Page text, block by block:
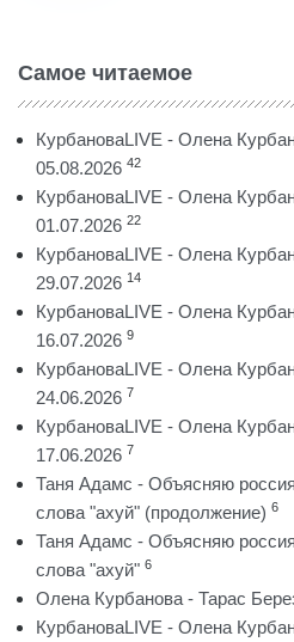
Самое читаемое
КурбановаLIVE - Олена
05.08.2026 42
КурбановаLIVE - Олена
01.07.2026 22
КурбановаLIVE - Олена
29.07.2026 14
КурбановаLIVE - Олена
16.07.2026 9
КурбановаLIVE - Олена
24.06.2026 7
КурбановаLIVE - Олена
17.06.2026 7
Таня Адамс - Объясняю
слова "ахуй" (продолжение) 6
Таня Адамс - Объясняю
слова "ахуй" 6
Олена Курбанова - Тарас
КурбановаLIVE - Олена